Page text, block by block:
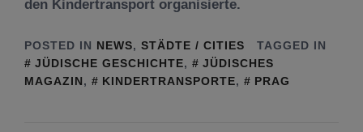
den Kindertransport organisierte.
POSTED IN NEWS, STÄDTE / CITIES
TAGGED IN
JÜDISCHE GESCHICHTE,
JÜDISCHES
MAGAZIN, KINDERTRANSPORTE, PRAG